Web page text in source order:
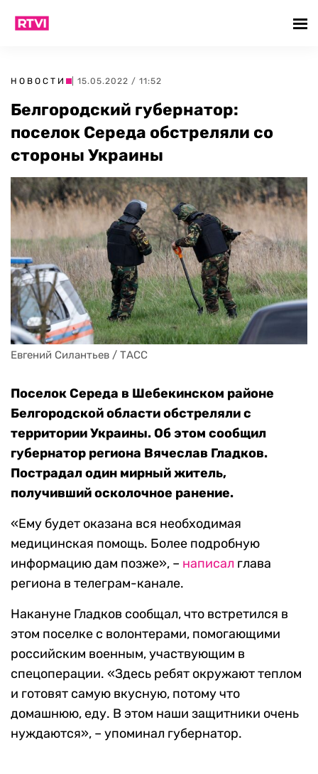
НОВОСТИ | 15.05.2022 / 11:52
Белгородский губернатор:
поселок Середа обстреляли со
стороны Украины
Евгений Силантьев / ТАСС
Поселок Середа в Шебекинском районе
Белгородской области обстреляли с
территории Украины. Об этом сообщил
губернатор региона Вячеслав Гладков.
Пострадал один мирный житель,
получивший осколочное ранение.
«Ему будет оказана вся необходимая
медицинская помощь. Более подробную
информацию дам позже», – написал глава
региона в телеграм-канале.
Накануне Гладков сообщал, что встретился в
этом поселке с волонтерами, помогающими
российским военным, участвующим в
спецоперации. «Здесь ребят окружают теплом
и готовят самую вкусную, потому что
домашнюю, еду. В этом наши защитники очень
нуждаются», – упоминал губернатор.